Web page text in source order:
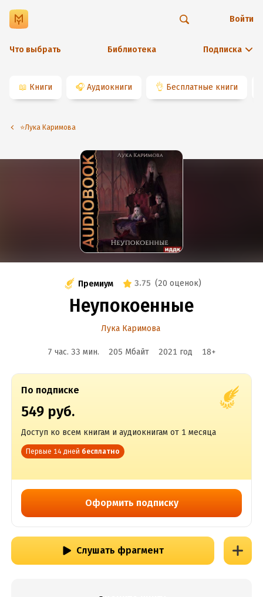
Что выбрать Библиотека Подписка
Войти
📖 Книги 🎧 Аудиокниги 👌 Бесплатные книги
⭐️Лука Каримова
Премиум 3.75 (20 оценок)
Неупокоенные
Лука Каримова
7 час. 33 мин. 205 Мбайт 2021 год 18+
По подписке
549 руб.
Доступ ко всем книгам и аудиокнигам от 1 месяца
Первые 14 дней бесплатно
Оформить подписку
Слушать фрагмент